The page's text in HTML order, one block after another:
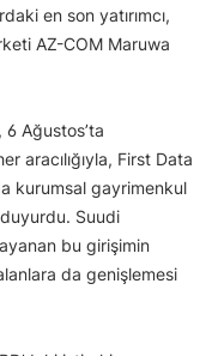
en son yatırımcı,
AZ-COM Maruwa
6 Ağustos’ta
aracılığıyla, First Data
kurumsal gayrimenkul
Suudi
bu girişimin
da genişlemesi